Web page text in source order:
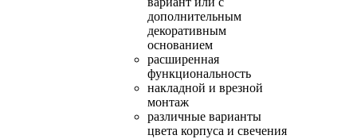
дополнительным
декоративным
основанием
расширенная
функциональность
накладной и врезной
монтаж
различные варианты
цвета корпуса и свечения